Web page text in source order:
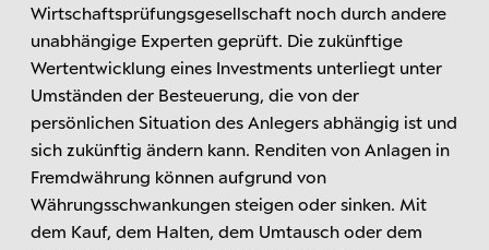
Wirtschaftsprüfungsgesellschaft noch durch andere
unabhängige Experten geprüft. Die zukünftige
Wertentwicklung eines Investments unterliegt unter
Umständen der Besteuerung, die von der
persönlichen Situation des Anlegers abhängig ist und
sich zukünftig ändern kann. Renditen von Anlagen in
Fremdwährung können aufgrund von
Währungsschwankungen steigen oder sinken. Mit
dem Kauf, dem Halten, dem Umtausch oder dem